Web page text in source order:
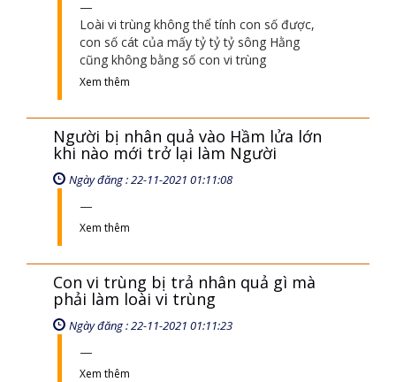
Loài vi trùng không thể tính con số được,
con số cát của mấy tỷ tỷ tỷ sông Hằng
cũng không bằng số con vi trùng
Xem thêm
Người bị nhân quả vào Hầm lửa lớn
khi nào mới trở lại làm Người
Ngày đăng : 22-11-2021 01:11:08
Xem thêm
Con vi trùng bị trả nhân quả gì mà
phải làm loài vi trùng
Ngày đăng : 22-11-2021 01:11:23
Xem thêm